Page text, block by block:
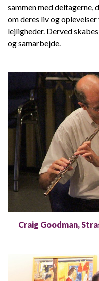
Dansk
sammen med
om deres liv og
lejligheder. Derved
og samarbejde.
Craig Goodman,